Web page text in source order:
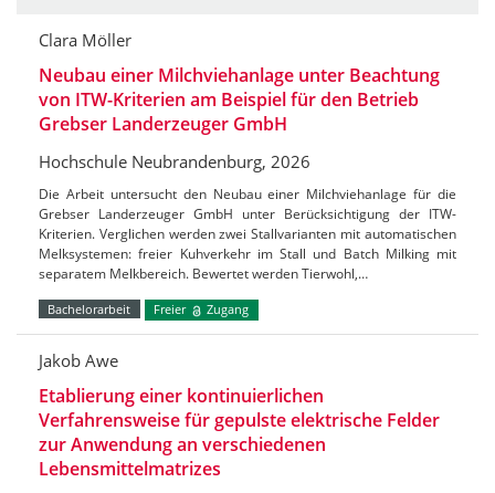
Clara Möller
Neubau einer Milchviehanlage unter Beachtung
von ITW-Kriterien am Beispiel für den Betrieb
Grebser Landerzeuger GmbH
Hochschule Neubrandenburg, 2026
Die Arbeit untersucht den Neubau einer Milchviehanlage für die
Grebser Landerzeuger GmbH unter Berücksichtigung der ITW-
Kriterien. Verglichen werden zwei Stallvarianten mit automatischen
Melksystemen: freier Kuhverkehr im Stall und Batch Milking mit
separatem Melkbereich. Bewertet werden Tierwohl,…
Bachelorarbeit Freier Zugang
Jakob Awe
Etablierung einer kontinuierlichen
Verfahrensweise für gepulste elektrische Felder
zur Anwendung an verschiedenen
Lebensmittelmatrizes